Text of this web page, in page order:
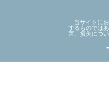
当サイトにお
するものでは
害、損失につ